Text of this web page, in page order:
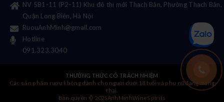
NV 5B1-11 (P2-11) Khu đô thị mới Thạch Bàn, Phường Thạch Bàn,
Quận Long Biên, Hà Nội
RuouAnhMinh@gmail.com
Hotline
091.323.3040
THƯỞNG THỨC CÓ TRÁCH NHIỆM
Các sản phẩm rượu không dành cho người dưới 18 tuổi và phụ nữ đang mang
thai.
Bản quyền © 2025AnhMinhWineSpirits